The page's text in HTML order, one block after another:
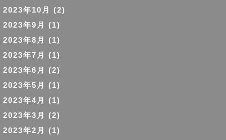
2023年10月
(2)
2023年9月
(1)
2023年8月
(1)
2023年7月
(1)
2023年6月
(2)
2023年5月
(1)
2023年4月
(1)
2023年3月
(2)
2023年2月
(1)